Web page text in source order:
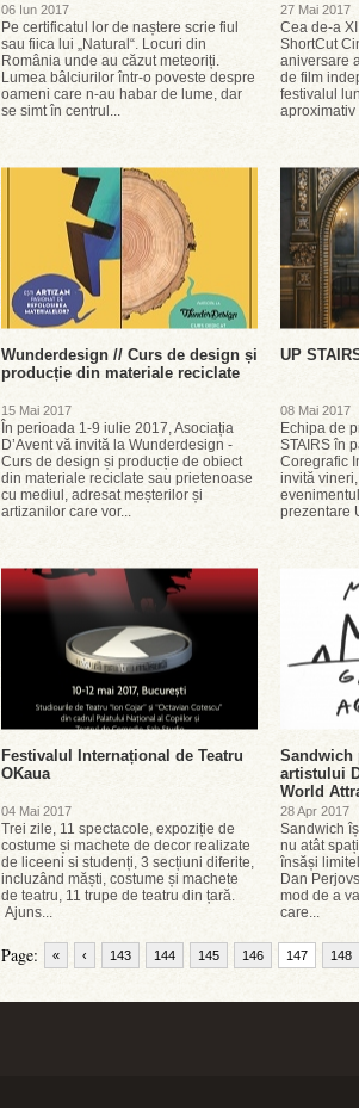
06 Iun 2017
Pe certificatul lor de naștere scrie fiul
sau fiica lui „Natural“. Locuri din
România unde au căzut meteoriți.
Lumea bâlciurilor într-o poveste despre
oameni care n-au habar de lume, dar
se simt în centrul...
27 Mai 2017
Cea de-a
ShortCut
aniversare
de film
festivalul
aproximativ
Wunderdesign // Curs de design și
producție din materiale reciclate
15 Mai 2017
În perioada 1-9 iulie 2017, Asociația
D’Avent vă invită la Wunderdesign -
Curs de design și producție de obiect
din materiale reciclate sau prietenoase
cu mediul, adresat meșterilor și
artizanilor care vor...
UP
08 Mai 2017
Echipa de
STAIRS în
Coregrafic
invită
prezentare
Festivalul Internațional de Teatru
OKaua
04 Mai 2017
Trei zile, 11 spectacole, expoziție de
costume și machete de decor realizate
de liceeni si studenți, 3 secțiuni diferite,
incluzând măști, costume și machete
de teatru, 11 trupe de teatru din țară.
Ajuns...
Sandwich
artistului
World
28 Apr 2017
Sandwich
nu atât
însăși
Dan
mod de a
care...
Page: « ‹ 143 144 145 146 147 148